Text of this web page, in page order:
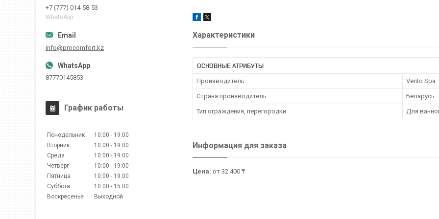
Характеристики
ОСНОВНЫЕ АТРИБУТЫ
Производитель Vento Spa
Страна производитель Беларусь
Тип ограждения, перегородки Для
Информация для заказа
Цена: от 32 400 ₸
+7 (777) 014-58-53
WhatsApp
info@procomfort.kz
87770145853
График работы
Понедельник 10:00
19:00
Вторник
10:00
19:00
Среда
10:00
19:00
Четверг
10:00
19:00
Пятница
10:00
19:00
Суббота
10:00
15:00
Воскресенье
Выходной